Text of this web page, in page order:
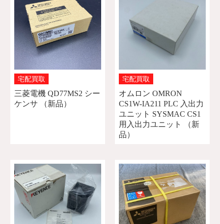
宅配買取
三菱電機 QD77MS2 シー
ケンサ （新品）
宅配買取
オムロン OMRON
CS1W-IA211 PLC 入出力
ユニット SYSMAC CS1
用入出力ユニット （新
品）